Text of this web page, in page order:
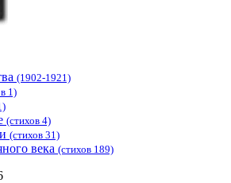
(1902-1921)
1)
(стихов 4)
(стихов 31)
века (стихов 189)